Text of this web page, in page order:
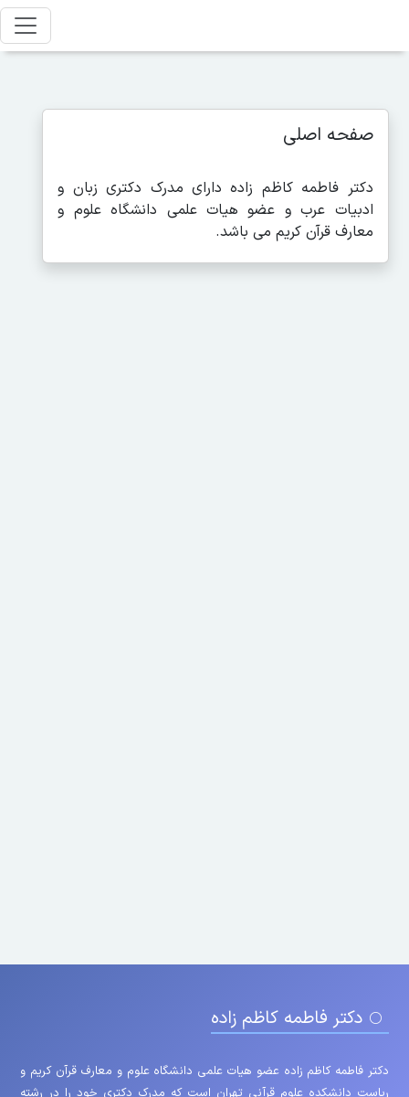
صفحه اصلی
دکتر فاطمه کاظم زاده دارای مدرک دکتری زبان و
ادبیات عرب و عضو هیات علمی دانشگاه علوم و
معارف قرآن کریم می باشد.
دکتر فاطمه کاظم زاده
دکتر فاطمه کاظم زاده عضو هیات علمی دانشگاه علوم و معارف قرآن کریم و
ریاست دانشکده علوم قرآنی تهران است که مدرک دکتری خود را در رشته